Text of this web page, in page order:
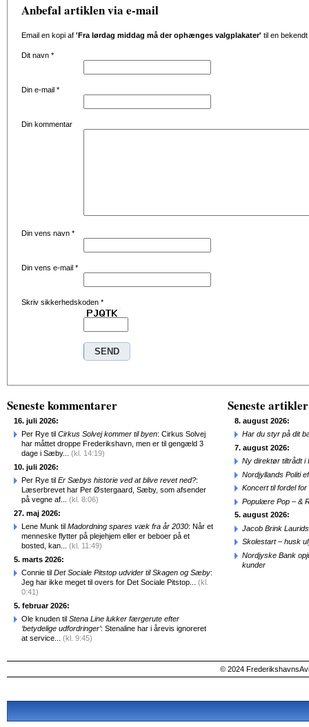
Anbefal artiklen via e-mail
Email en kopi af 'Fra lørdag middag må der ophænges valgplakater' til en bekendt
Dit navn *
Din e-mail *
Din kommentar
Din vens navn *
Din vens e-mail *
Skriv sikkerhedskoden *
Seneste kommentarer
16. juli 2026:
Per Rye til Cirkus Solvej kommer til byen: Cirkus Solvej
har måttet droppe Frederikshavn, men er til gengæld 3
dage i Sæby... (kl. 14:19)
10. juli 2026:
Per Rye til Er Sæbys historie ved at blive revet ned?:
Læserbrevet har Per Østergaard, Sæby, som afsender
på vegne af... (kl. 8:06)
27. maj 2026:
Lene Munk til Madordning spares væk fra år 2030: Når et
menneske flytter på plejehjem eller er beboer på et
bosted, kan... (kl. 11:49)
5. marts 2026:
Connie til Det Sociale Pitstop udvider til Skagen og Sæby:
Jeg har ikke meget til overs for Det Sociale Pitstop... (kl.
0:41)
5. februar 2026:
Ole knuden til Stena Line lukker færgerute efter
‘betydelige udfordringer’: Stenaline har i årevis ignoreret
at service... (kl. 9:45)
Seneste artikler
8. august 2026:
Har du styr på dit
7. august 2026:
Ny direktør tiltrådt i
Nordjyllands Politi
Koncert til fordel
Populære Pop – &
5. august 2026:
Jacob Brink
Skolestart – husk
Nordjyske Bank
kunder
© 2024